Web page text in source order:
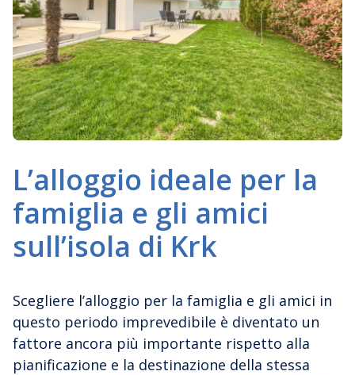
L’alloggio ideale per la
famiglia e gli amici
sull’isola di Krk
Scegliere l’alloggio per la famiglia e gli amici in
questo periodo imprevedibile è diventato un
fattore ancora più importante rispetto alla
pianificazione e la destinazione della stessa